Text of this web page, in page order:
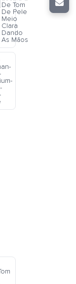
De Tom
De Pele
Meio
Clara
Dando
As Mãos